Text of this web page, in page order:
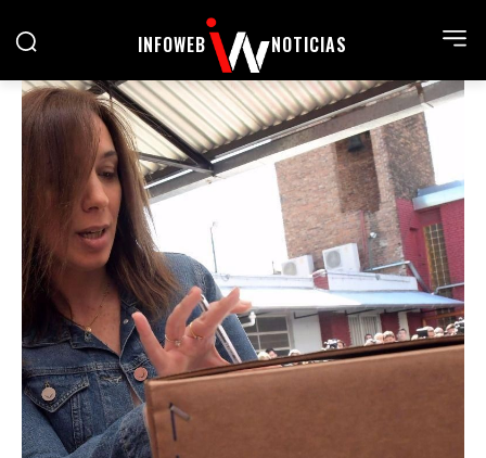
INFOWEB NOTICIAS